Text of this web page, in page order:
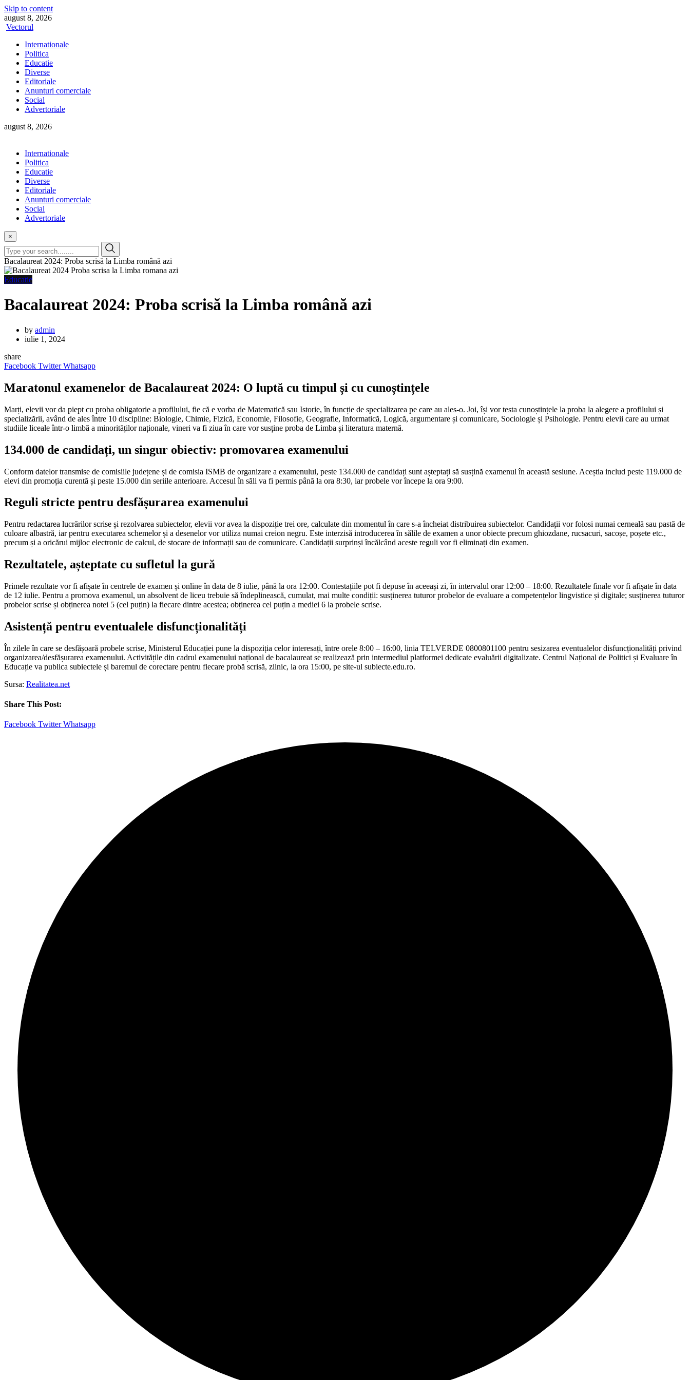
Skip to content
august 8, 2026
Vectorul
Internationale
Politica
Educatie
Diverse
Editoriale
Anunturi comerciale
Social
Advertoriale
august 8, 2026
Internationale
Politica
Educatie
Diverse
Editoriale
Anunturi comerciale
Social
Advertoriale
×
Bacalaureat 2024: Proba scrisă la Limba română azi
Educatie
Bacalaureat 2024: Proba scrisă la Limba română azi
by admin
iulie 1, 2024
share
Facebook Twitter Whatsapp
Maratonul examenelor de Bacalaureat 2024: O luptă cu timpul și cu cunoștințele
Marți, elevii vor da piept cu proba obligatorie a profilului, fie că e vorba de Matematică sau Istorie, în funcție de specializarea pe care au ales-o. Joi, își vor testa cunoștințele la proba la alegere a profilului și
specializării, având de ales între 10 discipline: Biologie, Chimie, Fizică, Economie, Filosofie, Geografie, Informatică, Logică, argumentare și comunicare, Sociologie și Psihologie. Pentru elevii care au urmat
studiile liceale într-o limbă a minorităților naționale, vineri va fi ziua în care vor susține proba de Limba și literatura maternă.
134.000 de candidați, un singur obiectiv: promovarea examenului
Conform datelor transmise de comisiile județene și de comisia ISMB de organizare a examenului, peste 134.000 de candidați sunt așteptați să susțină examenul în această sesiune. Aceștia includ peste 119.000 de
elevi din promoția curentă și peste 15.000 din seriile anterioare. Accesul în săli va fi permis până la ora 8:30, iar probele vor începe la ora 9:00.
Reguli stricte pentru desfășurarea examenului
Pentru redactarea lucrărilor scrise și rezolvarea subiectelor, elevii vor avea la dispoziție trei ore, calculate din momentul în care s-a încheiat distribuirea subiectelor. Candidații vor folosi numai cerneală sau pastă de
culoare albastră, iar pentru executarea schemelor și a desenelor vor utiliza numai creion negru. Este interzisă introducerea în sălile de examen a unor obiecte precum ghiozdane, rucsacuri, sacoșe, poșete etc.,
precum și a oricărui mijloc electronic de calcul, de stocare de informații sau de comunicare. Candidații surprinși încălcând aceste reguli vor fi eliminați din examen.
Rezultatele, așteptate cu sufletul la gură
Primele rezultate vor fi afișate în centrele de examen și online în data de 8 iulie, până la ora 12:00. Contestațiile pot fi depuse în aceeași zi, în intervalul orar 12:00 – 18:00. Rezultatele finale vor fi afișate în data
de 12 iulie. Pentru a promova examenul, un absolvent de liceu trebuie să îndeplinească, cumulat, mai multe condiții: susținerea tuturor probelor de evaluare a competențelor lingvistice și digitale; susținerea tuturor
probelor scrise și obținerea notei 5 (cel puțin) la fiecare dintre acestea; obținerea cel puțin a mediei 6 la probele scrise.
Asistență pentru eventualele disfuncționalități
În zilele în care se desfășoară probele scrise, Ministerul Educației pune la dispoziția celor interesați, între orele 8:00 – 16:00, linia TELVERDE 0800801100 pentru sesizarea eventualelor disfuncționalități privind
organizarea/desfășurarea examenului. Activitățile din cadrul examenului național de bacalaureat se realizează prin intermediul platformei dedicate evaluării digitalizate. Centrul Național de Politici și Evaluare în
Educație va publica subiectele și baremul de corectare pentru fiecare probă scrisă, zilnic, la ora 15:00, pe site-ul subiecte.edu.ro.
Sursa: Realitatea.net
Share This Post:
Facebook Twitter Whatsapp